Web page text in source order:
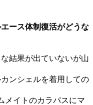
ース体制復活がどうな
結果が出ていないが山
ンシェルを着用しての
メイトのカラパスにマ